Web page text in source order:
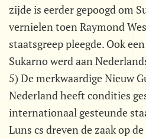
zijde is eerder gepoogd om
vernielen toen Raymond
staatsgreep pleegde. Ook
Sukarno werd aan
5) De merkwaardige Nieuw
Nederland heeft condities
internationaal gesteunde
Luns cs dreven de zaak op